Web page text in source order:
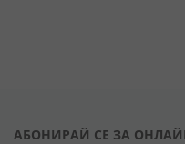
АБОНИРАЙ СЕ ЗА